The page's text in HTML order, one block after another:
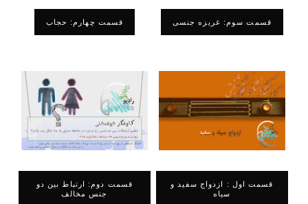
قسمت چهارم: حجاب قسمت سوم: غریزه جنسی
قسمت دوم: ارتباط بین دو
جنس مخالف
قسمت اول : ازدواج سفید و
سیاه